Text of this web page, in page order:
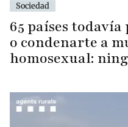
Sociedad
65 países
o condenarte a
homosexual: